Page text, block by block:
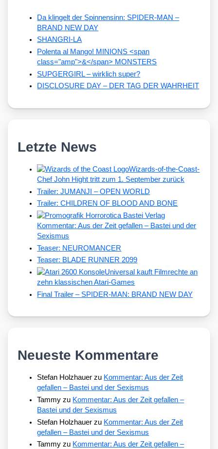
Da klingelt der Spinnensinn: SPIDER-MAN –
BRAND NEW DAY
SHANGRI-LA
Polenta al Mango! MINIONS <span
class="amp">&</span> MONSTERS
SUPGERGIRL – wirklich super?
DISCLOSURE DAY – DER TAG DER WAHRHEIT
Letzte News
Wizards-of-the-Coast-
Chef John Hight tritt zum 1. September zurück
Trailer: JUMANJI – OPEN WORLD
Trailer: CHILDREN OF BLOOD AND BONE
Kommentar: Aus der Zeit gefallen – Bastei und der
Sexismus
Teaser: NEUROMANCER
Teaser: BLADE RUNNER 2099
Universal kauft Filmrechte an
zehn klassischen Atari-Games
Final Trailer – SPIDER-MAN: BRAND NEW DAY
Neueste Kommentare
Stefan Holzhauer zu Kommentar: Aus der Zeit
gefallen – Bastei und der Sexismus
Tammy zu Kommentar: Aus der Zeit gefallen –
Bastei und der Sexismus
Stefan Holzhauer zu Kommentar: Aus der Zeit
gefallen – Bastei und der Sexismus
Tammy zu Kommentar: Aus der Zeit gefallen –